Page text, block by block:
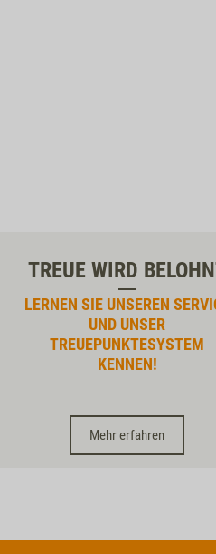
TREUE WIRD
LERNEN SIE UNSEREN
UND UNSER
TREUEPUNKTESYSTEM
KENNEN!
Mehr erfahren